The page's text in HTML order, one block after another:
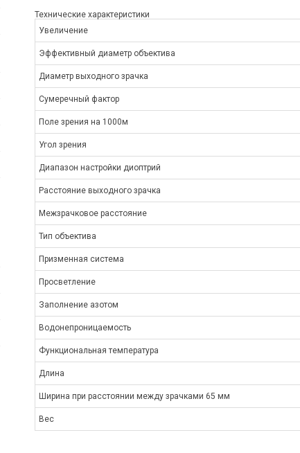
Технические характеристики
Увеличение
Эффективный диаметр объектива
Диаметр выходного зрачка
Сумеречный фактор
Поле зрения на 1000м
Угол зрения
Диапазон настройки диоптрий
Расстояние выходного зрачка
Межзрачковое расстояние
Тип объектива
Призменная система
Просветление
Заполнение азотом
Водонепроницаемость
Функциональная температура
Длина
Ширина при расстоянии между зрачками 65 мм
Вес